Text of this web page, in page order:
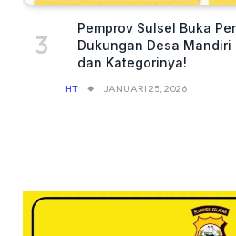
Pemprov Sulsel Buka
Dukungan Desa Mandiri
dan Kategorinya!
HT JANUARI 25, 2026